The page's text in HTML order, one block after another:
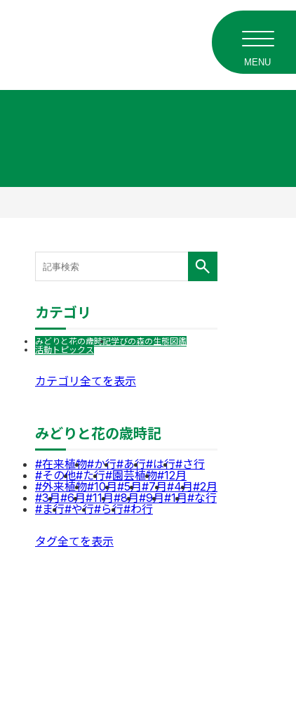
MENU
カテゴリ
みどりと花の歳時記学びの森の生態図鑑
活動トピックス
カテゴリ全てを表示
みどりと花の歳時記
在来植物 か行 あ行 は行 さ行
その他 た行 園芸植物 12月
外来植物 10月 5月 7月 4月 2月
3月 6月 11月 8月 9月 1月
な行
ま行 や行 ら行 わ行
タグ全てを表示